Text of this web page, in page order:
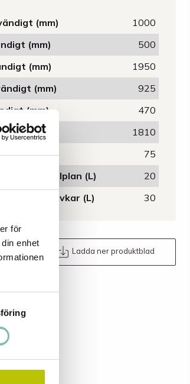
för
enhet
(mm)
1000
(mm)
500
(mm)
1950
(mm)
925
(mm)
470
(mm)
1810
(kg/m2)
75
hyllplan (L)
20
golvkar (L)
30
Ladda ner produktblad